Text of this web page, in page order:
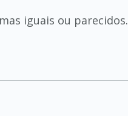
iguais ou parecidos.